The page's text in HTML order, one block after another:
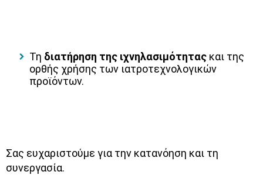
Τη διατήρηση της ιχνηλασιμότητας και της
ορθής χρήσης των ιατροτεχνολογικών
προϊόντων.
Σας ευχαριστούμε για την κατανόηση και τη
συνεργασία.